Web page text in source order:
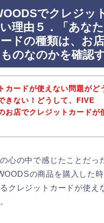
でクレジッ
理由５．「あな
ドの種類は、お
のなのかを確認す
カードが使えない問題がど
きない！どうして、FIVE
お店でクレジットカードが
心の中で感じたことだっ
の商品を購入した
クレジットカードが使え